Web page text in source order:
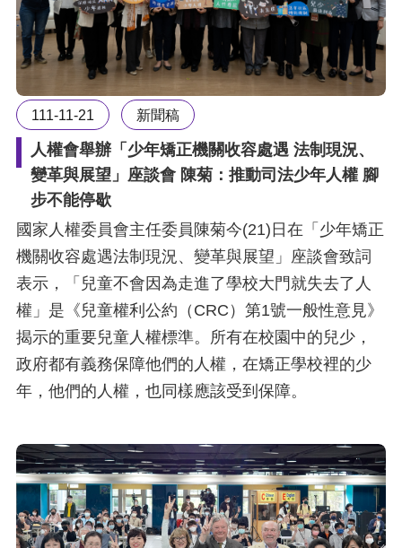
111-11-21 新聞稿
人權會舉辦「少年矯正機關收容處遇 法制現況、
變革與展望」座談會 陳菊：推動司法少年人權 腳
步不能停歇
國家人權委員會主任委員陳菊今(21)日在「少年矯正
機關收容處遇法制現況、變革與展望」座談會致詞
表示，「兒童不會因為走進了學校大門就失去了人
權」是《兒童權利公約（CRC）第1號一般性意見》
揭示的重要兒童人權標準。所有在校園中的兒少，
政府都有義務保障他們的人權，在矯正學校裡的少
年，他們的人權，也同樣應該受到保障。